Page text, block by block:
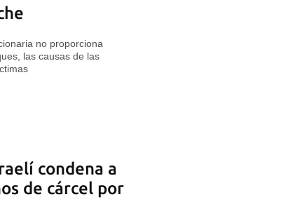
no proporciona
las causas de las
condena a
de cárcel por